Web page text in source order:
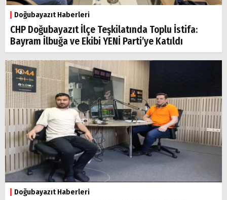
Doğubayazıt Haberleri
CHP Doğubayazıt İlçe Teşkilatında Toplu İstifa:
Bayram İlbuğa ve Ekibi YENİ Parti’ye Katıldı
Doğubayazıt Haberleri